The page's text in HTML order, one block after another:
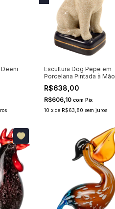
Escultura Dog Pepe em
Porcelana Pintada à Mão
24cm
R$638,00
R$606,10 com Pix
10 x de R$63,80 sem juros